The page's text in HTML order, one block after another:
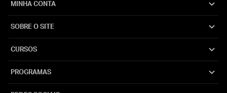
MINHA CONTA
SOBRE O SITE
CURSOS
PROGRAMAS